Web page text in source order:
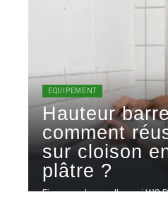
EQUIPEMENT
Hauteur
comment
sur cloison
plâtre ?
Fixer une barre d'appui WC